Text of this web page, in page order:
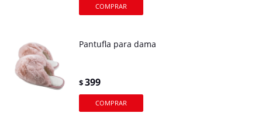
Pantufla para dama
$399